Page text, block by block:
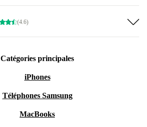
(4.6)
Catégories principales
iPhones
Téléphones Samsung
MacBooks